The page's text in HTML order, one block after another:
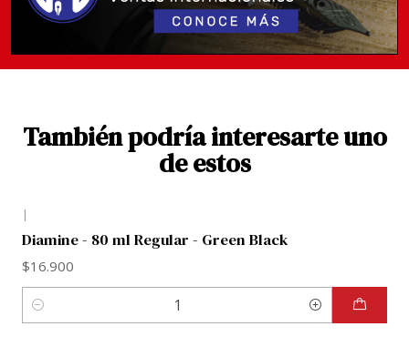
manipulados. Te recomendamos revisar previamente
imágenes y referencias del color para elegir con total
seguridad.
También podría interesarte uno
de estos
|
Diamine - 80 ml Regular - Green Black
$16.900
Cantidad